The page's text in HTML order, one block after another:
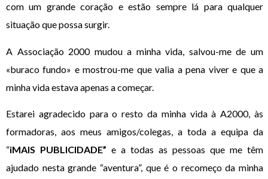
com um grande coração e estão sempre lá para qualquer
situação que possa surgir.
A Associação 2000 mudou a minha vida, salvou-me de um
«buraco fundo» e mostrou-me que valia a pena viver e que a
minha vida estava apenas a começar.
Estarei agradecido para o resto da minha vida à A2000, às
formadoras, aos meus amigos/colegas, a toda a equipa da
“iMAIS PUBLICIDADE” e a todas as pessoas que me têm
ajudado nesta grande “aventura”, que é o recomeço da minha